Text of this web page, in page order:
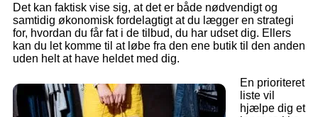
Det kan faktisk vise sig, at det er både nødvendigt og
samtidig økonomisk fordelagtigt at du lægger en strategi
for, hvordan du får fat i de tilbud, du har udset dig. Ellers
kan du let komme til at løbe fra den ene butik til den anden
uden helt at have heldet med dig.
En prioriteret
liste vil
hjælpe dig et